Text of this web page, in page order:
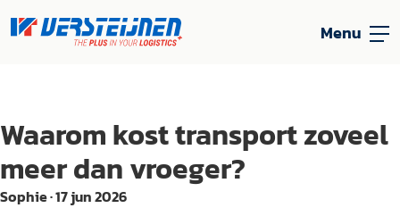
Menu
Waarom kost transport zoveel
meer dan vroeger?
Sophie·17 jun 2026